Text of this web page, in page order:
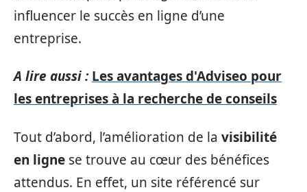
influencer le succès en ligne d’une
entreprise.
A lire aussi : Les avantages d'Adviseo pour
les entreprises à la recherche de conseils
Tout d’abord, l’amélioration de la visibilité
en ligne se trouve au cœur des bénéfices
attendus. En effet, un site référencé sur